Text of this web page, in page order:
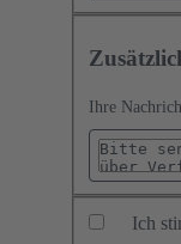
Ihre
Ich